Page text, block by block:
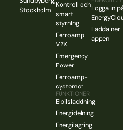
Stockholm
Kontroll och
smart
styrning
Ferroamp
V2X
Emergency
Power
Ferroamp-
systemet
FUNKTIONER
Elbilsladdning
Energidelning
Energilagring
Logga in
Ladda ner
appen